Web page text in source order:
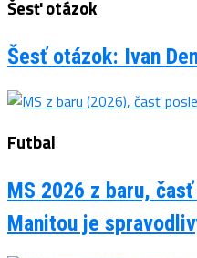
Šesť otázok
Šesť otázok: Ivan
Futbal
MS 2026 z baru,
Manitou je